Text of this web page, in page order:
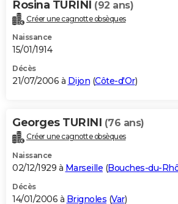
Rosina TURINI (92 ans)
Créer une cagnotte obsèques
Naissance
15/01/1914
Décès
21/07/2006 à Dijon (Côte-d'Or)
Georges TURINI (76 ans)
Créer une cagnotte obsèques
Naissance
02/12/1929 à Marseille (Bouches-du-
Décès
14/01/2006 à Brignoles (Var)